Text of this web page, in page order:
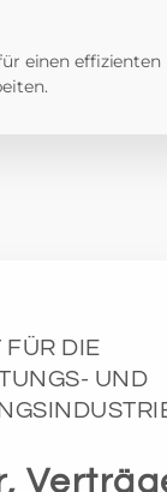
einen effizienten
FÜR DIE
UND